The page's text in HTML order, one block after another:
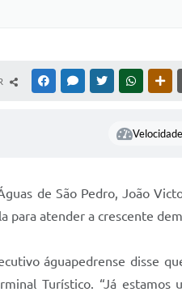
FACEBOOKMESSENGER
TWITTER
de São Pedro, João
para atender a crescente
águapedrense disse
Turístico. “Já